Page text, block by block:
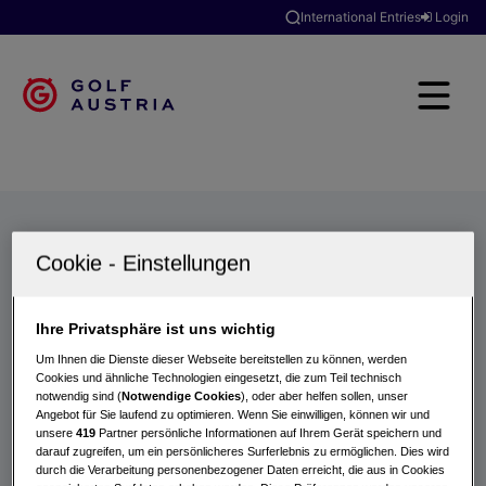
International Entries Login
Turniere
Ihre Privatsphäre ist uns wichtig
Um Ihnen die Dienste dieser Webseite bereitstellen zu können, werden
Cookies und ähnliche Technologien eingesetzt, die zum Teil technisch
notwendig sind (Notwendige Cookies), oder aber helfen sollen, unser
Angebot für Sie laufend zu optimieren. Wenn Sie einwilligen, können wir und
unsere419 Partner persönliche Informationen auf Ihrem Gerät speichern und
darauf zugreifen, um ein persönlicheres Surferlebnis zu ermöglichen. Dies wird
durch die Verarbeitung personenbezogener Daten erreicht, die aus in Cookies